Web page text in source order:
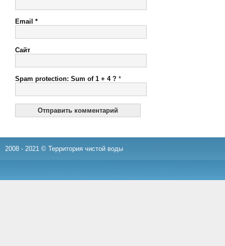
Email *
Сайт
Spam protection: Sum of 1 + 4 ? *
2008 - 2021 © Территория чистой воды